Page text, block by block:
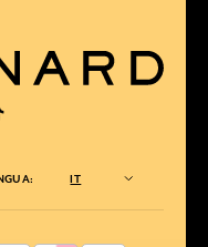
IT